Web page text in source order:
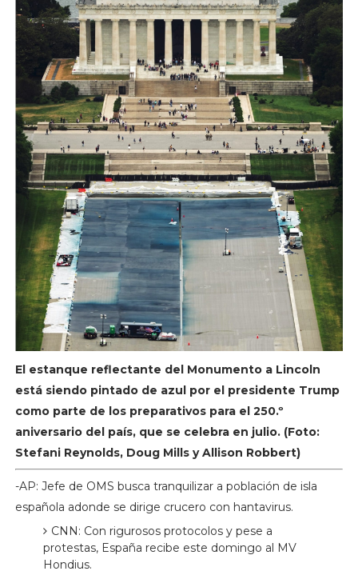
El estanque reflectante del Monumento a Lincoln
está siendo pintado de azul por el presidente Trump
como parte de los preparativos para el 250.º
aniversario del país, que se celebra en julio. (Foto:
Stefani Reynolds, Doug Mills y Allison Robbert)
-AP: Jefe de OMS busca tranquilizar a población de isla
española adonde se dirige crucero con hantavirus.
CNN: Con rigurosos protocolos y pese a
protestas, España recibe este domingo al MV
Hondius.